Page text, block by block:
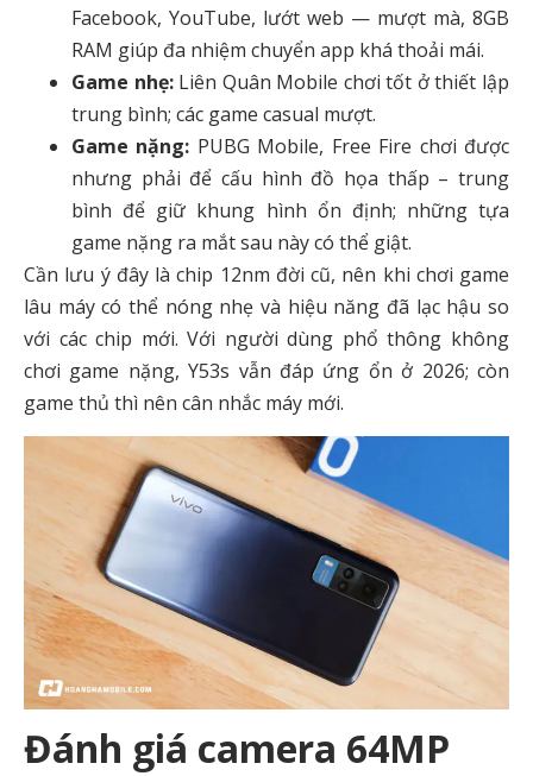
Facebook, YouTube, lướt web — mượt mà, 8GB
RAM giúp đa nhiệm chuyển app khá thoải mái.
Game nhẹ:Liên Quân Mobile chơi tốt ở thiết lập
trung bình; các game casual mượt.
Game nặng: PUBG Mobile, Free Fire chơi được
nhưng phải để cấu hình đồ họa thấp – trung
bình để giữ khung hình ổn định; những tựa
game nặng ra mắt sau này có thể giật.
Cần lưu ý đây là chip 12nm đời cũ, nên khi chơi game
lâu máy có thể nóng nhẹ và hiệu năng đã lạc hậu so
với các chip mới. Với người dùng phổ thông không
chơi game nặng, Y53s vẫn đáp ứng ổn ở 2026; còn
game thủ thì nên cân nhắc máy mới.
Đánh giá camera 64MP